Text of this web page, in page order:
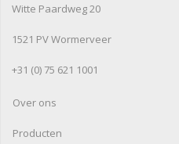
Witte Paardweg 20
1521 PV Wormerveer
+31 (0) 75 621 1001
Over ons
Producten